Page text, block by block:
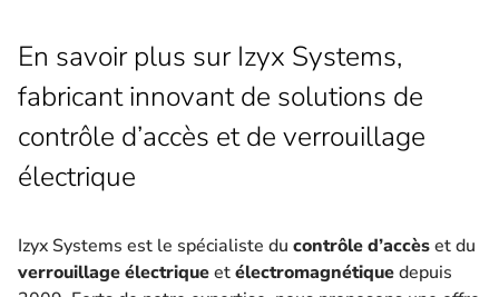
En savoir plus sur Izyx Systems,
fabricant innovant de solutions de
contrôle d’accès et de verrouillage
électrique
Izyx Systems est le spécialiste du contrôle d’accèset du
verrouillage électriqueetélectromagnétiquedepuis